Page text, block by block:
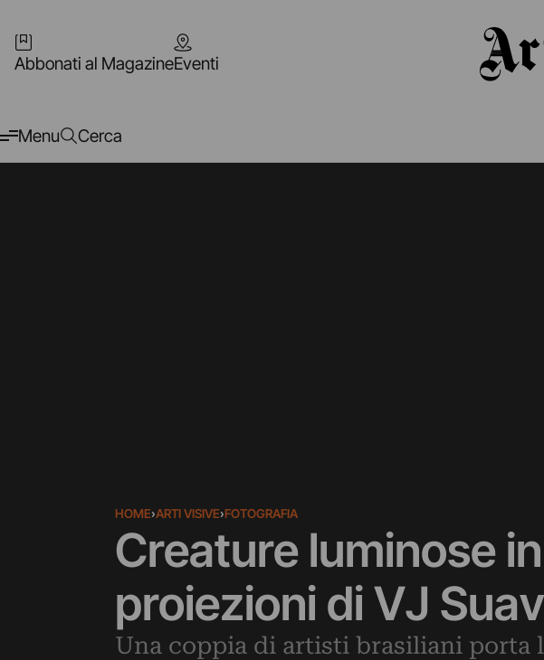
Abbonati al MagazineEventi
Menu Cerca
HOME›ARTI VISIVE›FOTOGRAFIA
Creature luminose
proiezioni di VJ
Una coppia di artisti brasiliani porta